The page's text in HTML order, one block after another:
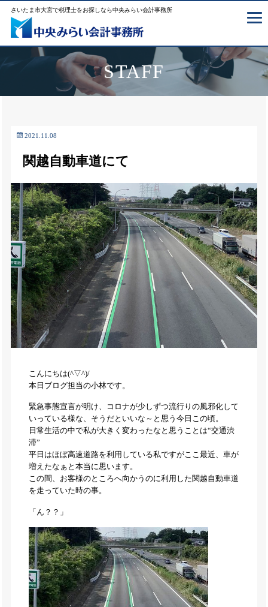
さいたま市大宮で税理士をお探しなら中央みらい会計事務所
STAFF
2021.11.08
関越自動車道にて
こんにちは(^▽^)/
本日ブログ担当の小林です。
緊急事態宣言が明け、コロナが少しずつ流行りの風邪化して
いっている様な、そうだといいな～と思う今日この頃。
日常生活の中で私が大きく変わったなと思うことは“交通渋
滞”
平日はほぼ高速道路を利用している私ですがここ最近、車が
増えたなぁと本当に思います。
この間、お客様のところへ向かうのに利用した関越自動車道
を走っていた時の事。
「ん？？」